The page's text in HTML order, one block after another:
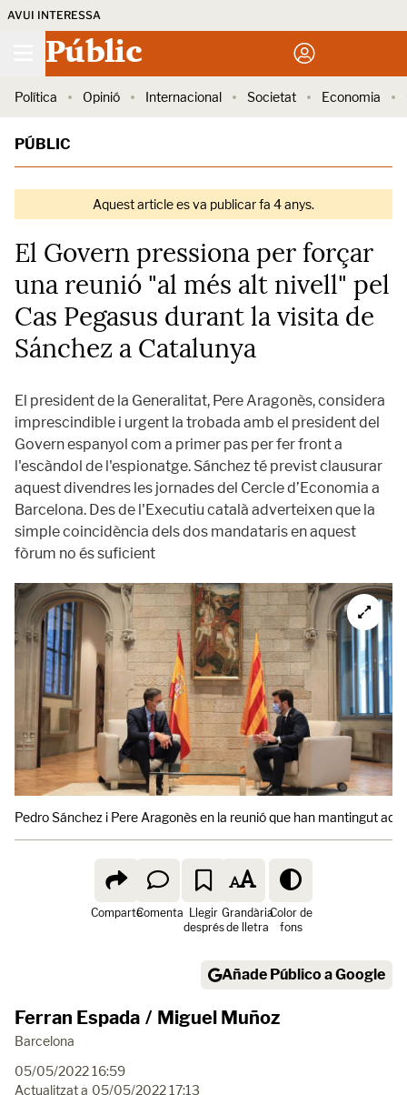
AVUI INTERESSA
Públic
Política Opinió Internacional Societat Economia
PÚBLIC
Aquest article es va publicar fa 4 anys.
El Govern pressiona per forçar
una reunió "al més alt nivell" pel
Cas Pegasus durant la visita de
Sánchez a Catalunya
El president de la Generalitat, Pere Aragonès, considera
imprescindible i urgent la trobada amb el president del
Govern espanyol com a primer pas per fer front a
l'escàndol de l'espionatge. Sánchez té previst clausurar
aquest divendres les jornades del Cercle d’Economia a
Barcelona. Des de l'Executiu català adverteixen que la
simple coincidència dels dos mandataris en aquest
fòrum no és suficient
Pedro Sánchez i Pere Aragonès en la reunió que han mantingut
ComparteComenta Llegir
després
Grandària
de lletra
Color de
fons
Añade Público a Google
Ferran Espada / Miguel Muñoz
Barcelona
05/05/2022 16:59
Actualitzat a 05/05/2022 17:13